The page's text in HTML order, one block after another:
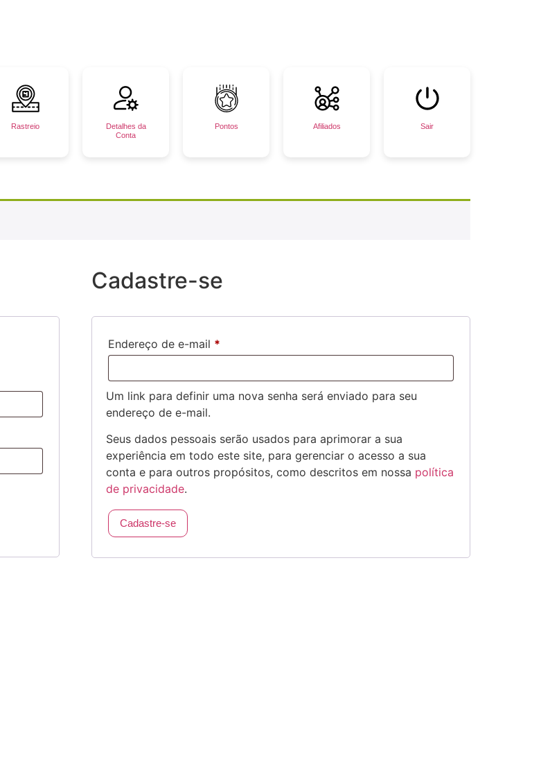
Rastreio
Detalhes da
Conta
Pontos Afiliados Sair
Cadastre-se
Endereço de e-mail *
Um link para definir uma nova senha será enviado para seu
endereço de e-mail.
Seus dados pessoais serão usados para aprimorar a sua
experiência em todo este site, para gerenciar o acesso a sua
conta e para outros propósitos, como descritos em nossa política
de privacidade.
Cadastre-se